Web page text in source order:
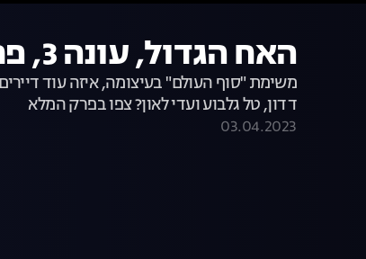
האח הגדול, עונה 3, פרק 40: דיירי העבר באים לבקר
משימת "סוף העולם" בעיצומה, איזה עוד
דדון, טל גלבוע ועדי לאון? צפו בפרק המלא
03.04.2023